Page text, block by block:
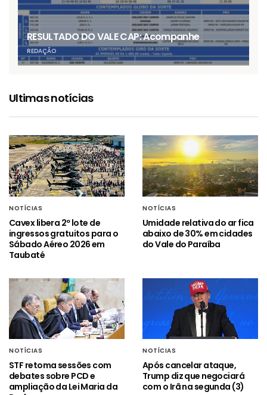
RESULTADO DO VALE CAP: Acompanhe
REDAÇÃO
Ultimas notícias
NOTÍCIAS
Cavex libera 2º lote de
ingressos gratuitos para o
Sábado Aéreo 2026 em
Taubaté
NOTÍCIAS
Umidade relativa do ar fica
abaixo de 30% em cidades
do Vale do Paraíba
NOTÍCIAS
STF retoma sessões com
debates sobre PCD e
ampliação da Lei Maria da
NOTÍCIAS
Após cancelar ataque,
Trump diz que negociará
com o Irã na segunda (3)